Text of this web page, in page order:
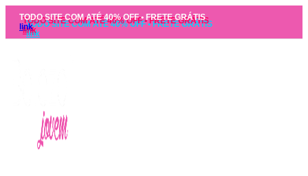
TODO SITE COM ATÉ 40% OFF • FRETE GRÁTIS
link